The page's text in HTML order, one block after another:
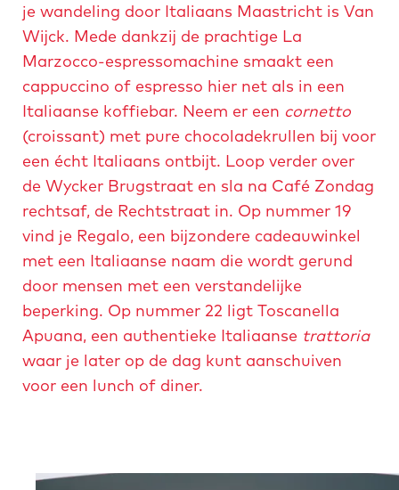
t
je wandeling door Italiaans Maastricht is Van
Wijck. Mede dankzij de prachtige La
Marzocco-espressomachine smaakt een
cappuccino of espresso hier net als in een
Italiaanse koffiebar. Neem er een cornetto
(croissant) met pure chocoladekrullen bij voor
een écht Italiaans ontbijt. Loop verder over
de Wycker Brugstraat en sla na Café Zondag
rechtsaf, de Rechtstraat in. Op nummer 19
vind je Regalo, een bijzondere cadeauwinkel
met een Italiaanse naam die wordt gerund
door mensen met een verstandelijke
beperking. Op nummer 22 ligt Toscanella
Apuana, een authentieke Italiaanse trattoria
waar je later op de dag kunt aanschuiven
voor een lunch of diner.